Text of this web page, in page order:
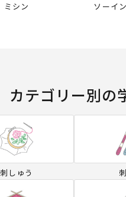
ミシン ソーイ
カテゴリー別の
刺しゅう